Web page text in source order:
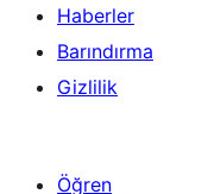
Haberler
Barındırma
Gizlilik
Öğren